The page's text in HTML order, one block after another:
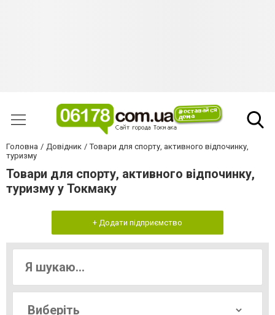
Головна Довідник
Товари для спорту, активного відпочинку,
туризму
Товари для спорту, активного відпочинку,
туризму у Токмаку
+ Додати підприємство